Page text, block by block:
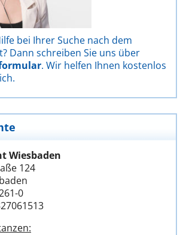
bei Ihrer Suche nach dem
Dann schreiben Sie uns über
. Wir helfen Ihnen kostenlos
Wiesbaden
124
0